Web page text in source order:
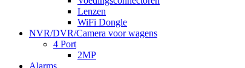
Lenzen
WiFi Dongle
NVR/DVR/Camera voor wagens
4 Port
2MP
Alarms